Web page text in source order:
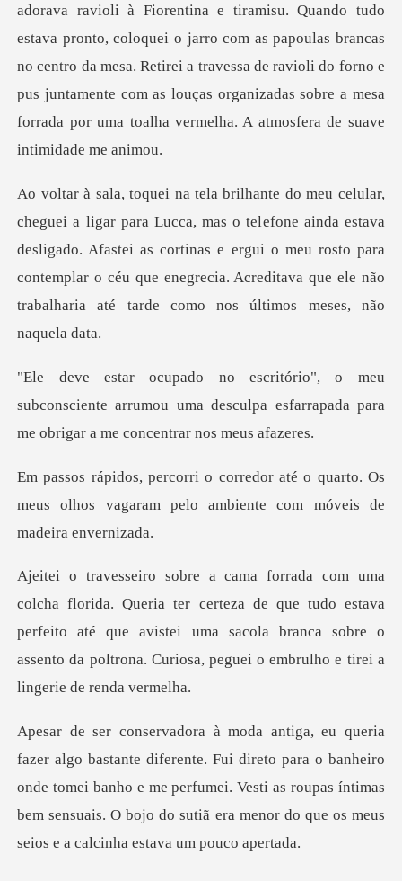
a e tiramisu. Quando tudo
estava pronto, coloquei o jarro com as papoulas brancas
no centro da mesa. Retirei a travessa de ravioli do f
efone ainda estava
desligado. Afastei as cortinas e ergui o meu rosto para
contemplar o céu que
ubconsciente arrumou uma desculpa esfarrapada p
é o quarto. Os
meus olhos vagaram pelo am
rteza de que tudo estava
perfeito até que avistei uma sacola branca sobre o
asse
ireto para o banheiro
onde tomei banho e me perfumei. Vesti as roupas íntimas
bem sensua